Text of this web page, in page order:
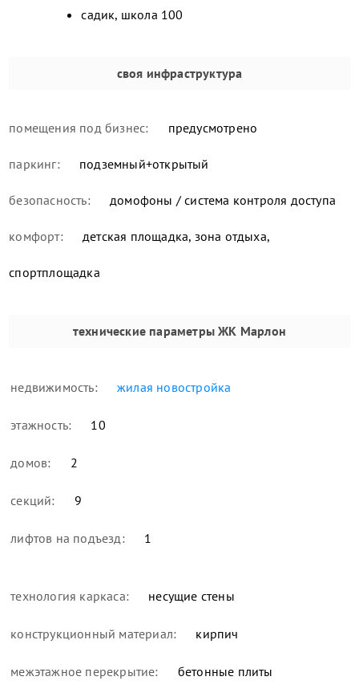
садик, школа 100
своя инфраструктура
помещения под бизнес: предусмотрено
паркинг: подземный+открытый
безопасность: домофоны / система контроля доступа
комфорт: детская площадка, зона отдыха,
спортплощадка
технические параметры ЖК Марлон
недвижимость: жилая новостройка
этажность: 10
домов: 2
секций: 9
лифтов на подъезд: 1
технология каркаса: несущие стены
конструкционный материал: кирпич
межэтажное перекрытие: бетонные плиты